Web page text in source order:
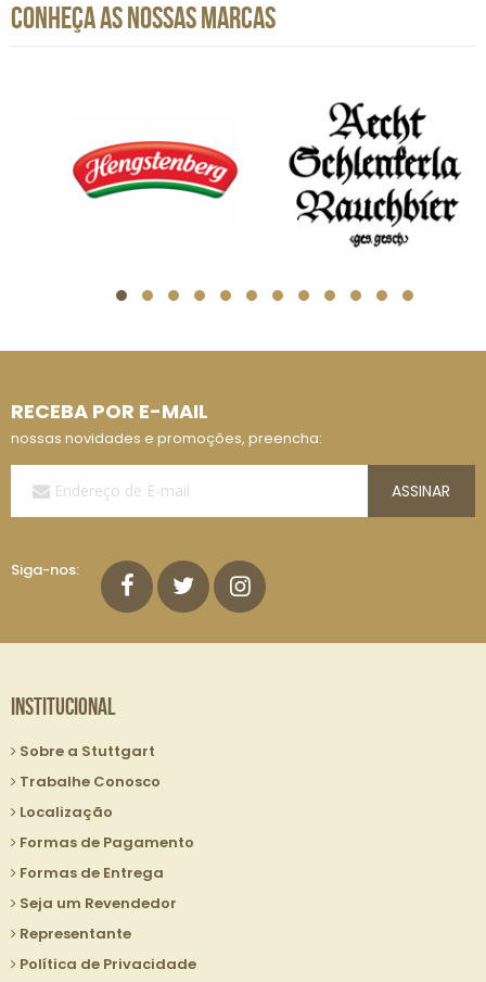
CONHEÇA AS NOSSAS MARCAS
RECEBA POR E-MAIL
nossas novidades e promoções, preencha:
Nossa
E-
ASSINAR
Siga-nos:
Institucional
Sobre a Stuttgart
Trabalhe Conosco
Localização
Formas de Pagamento
Formas de Entrega
Seja um Revendedor
Representante
Política de Privacidade